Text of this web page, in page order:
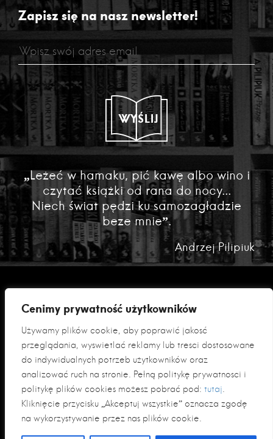
Cenimy prywatność użytkowników
Używamy plików cookie, aby poprawić jakość
przeglądania, wyświetlać reklamy lub treści dostosowane
do indywidualnych potrzeb użytkowników oraz
analizować ruch na stronie. Pełną politykę prywatności i
politykę plików cookies możesz pobrać pod: tutaj.
Kliknięcie przycisku „Akceptuj wszystkie” oznacza zgodę
na wykorzystywanie przez nas plików cookie.
Zapisz się na nasz newsletter!
WYŚLIJ
„Leżeć w hamaku, pić kawę albo wino i
czytać książki od rana do nocy...
Niech świat pędzi ku samozagładzie
beze mnie”.
Andrzej Pilipiuk
Polityka prywatności
Klauzula informacyjna RODO